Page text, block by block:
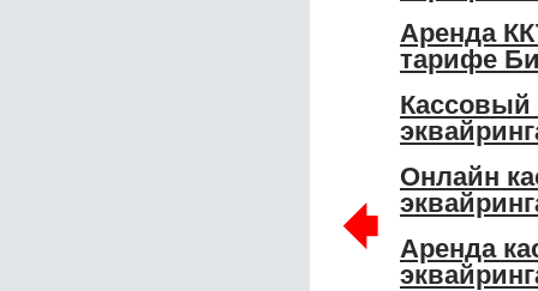
Аренда
тарифе
Кассовый
Онлайн
Аренда
🠸